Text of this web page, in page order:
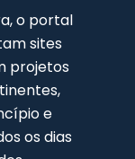
o portal
sites
projetos
e
os dias